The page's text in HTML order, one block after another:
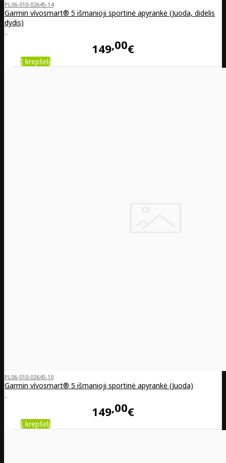
PL06-010-02645-14
Garmin vívosmart® 5 išmanioji sportinė apyrankė (Juoda, didelis
dydis)
..
149 00€
Į krepšelį
PL06-010-02645-10
Garmin vívosmart® 5 išmanioji sportinė apyrankė (Juoda)
..
149 00€
Į krepšelį